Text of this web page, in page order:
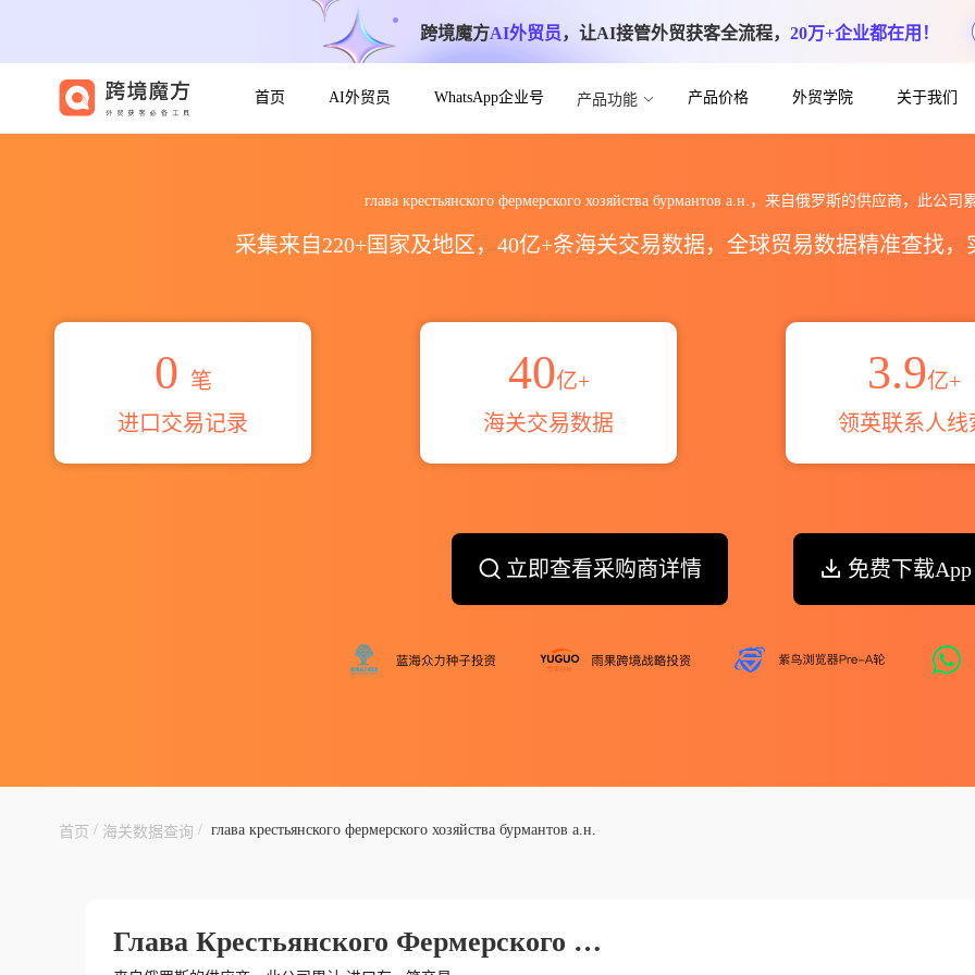
跨境魔方AI外贸员，让AI接管外贸获客全流程， 20万+企业都在用！
首页 AI外贸员 WhatsApp企业号 产品功能 产品价格 外贸学院 关于我们
глава крестьянского фермерского хозяйства бурмантов а.н.，来自俄罗斯的供应商，此公司
采集来自220+国家及地区，40亿+条海关交易数据，全球贸易数据精准查找
0 笔
进口交易记录
40亿+
海关交易数据
3.9亿+
领英联系人线
立即查看采购商详情 免费下载App
首页 / 海关数据查询 / глава крестьянского фермерского хозяйства бурмантов а.н.
Глава Крестьянского Фермерского Хозяйства Бурмантов А.н.